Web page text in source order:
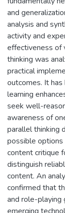
and
analysis and
activity and
effectiveness of
thinking was
practical
outcomes. It
learning
seek well-
awareness of
parallel thinking
possible
content critique
distinguish
content. An
confirmed that
and role-playing